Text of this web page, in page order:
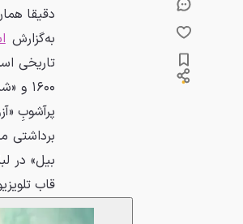
دقیقا
به‌گزارش
تاریخی
پرآشوبِ
برداشتی
بیل» در
قاب